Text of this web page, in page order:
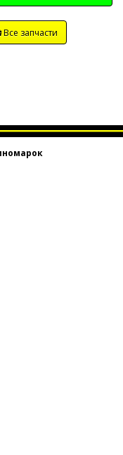
Все запчасти